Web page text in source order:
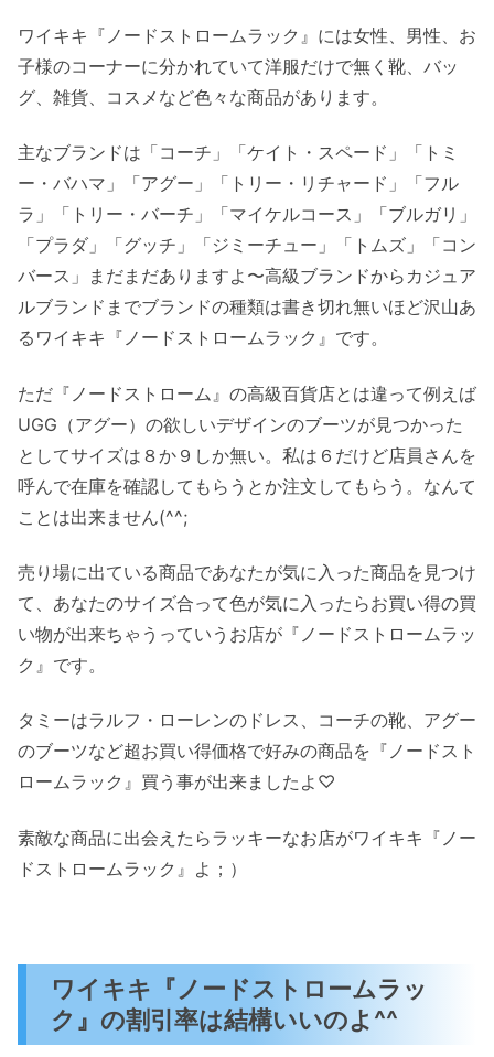
ワイキキ『ノードストロームラック』には女性、男性、お
子様のコーナーに分かれていて洋服だけで無く靴、バッ
グ、雑貨、コスメなど色々な商品があります。
主なブランドは「コーチ」「ケイト・スペード」「トミ
ー・バハマ」「アグー」「トリー・リチャード」「フル
ラ」「トリー・バーチ」「マイケルコース」「ブルガリ」
「プラダ」「グッチ」「ジミーチュー」「トムズ」「コン
バース」まだまだありますよ〜高級ブランドからカジュア
ルブランドまでブランドの種類は書き切れ無いほど沢山あ
るワイキキ『ノードストロームラック』です。
ただ『ノードストローム』の高級百貨店とは違って例えば
UGG（アグー）の欲しいデザインのブーツが見つかった
としてサイズは８か９しか無い。私は６だけど店員さんを
呼んで在庫を確認してもらうとか注文してもらう。なんて
ことは出来ません(^^;
売り場に出ている商品であなたが気に入った商品を見つけ
て、あなたのサイズ合って色が気に入ったらお買い得の買
い物が出来ちゃうっていうお店が『ノードストロームラッ
ク』です。
タミーはラルフ・ローレンのドレス、コーチの靴、アグー
のブーツなど超お買い得価格で好みの商品を『ノードスト
ロームラック』買う事が出来ましたよ♡
素敵な商品に出会えたらラッキーなお店がワイキキ『ノー
ドストロームラック』よ；）
ワイキキ『ノードストロームラッ
ク』の割引率は結構いいのよ^^